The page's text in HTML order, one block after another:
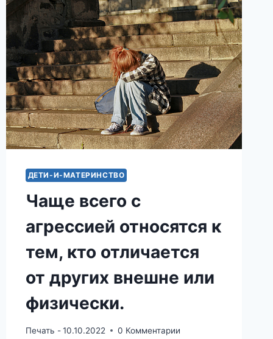
ДЕТИ-И-МАТЕРИНСТВО
Чаще всего с
агрессией относятся к
тем, кто отличается
от других внешне или
физически.
Печать - 10.10.2022 0 Комментарии